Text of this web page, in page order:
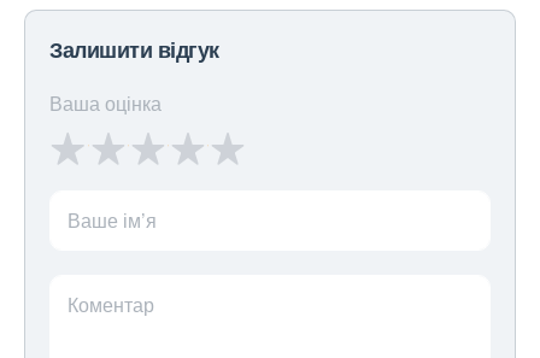
Залишити відгук
Ваша оцінка
Ваше ім’я
Коментар